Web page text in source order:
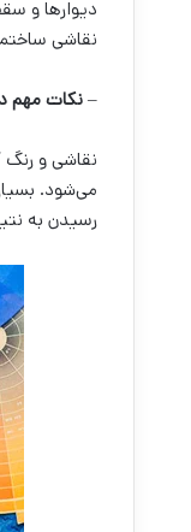
دیوارها و
نقاشی
–نکات مهم
نقاشی و رنگ
رسیدن به